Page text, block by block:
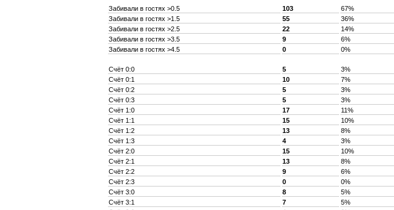
Забивали в гостях >0.5 103
67%
Забивали в гостях >1.5
55
36%
Забивали в гостях >2.5
22
14%
Забивали в гостях >3.5
9
6%
Забивали в гостях >4.5
0 0%
Счёт 0:0 5
3%
Счёт 0:1
10
7%
Счёт 0:2
5
3%
Счёт 0:3
5
3%
Счёт 1:0
17
11%
Счёт 1:1
15
10%
Счёт 1:2
13
8%
Счёт 1:3
4
3%
Счёт 2:0
15
10%
Счёт 2:1
13
8%
Счёт 2:2
9
6%
Счёт 2:3
0
0%
Счёт 3:0
8
5%
Счёт 3:1
7
5%